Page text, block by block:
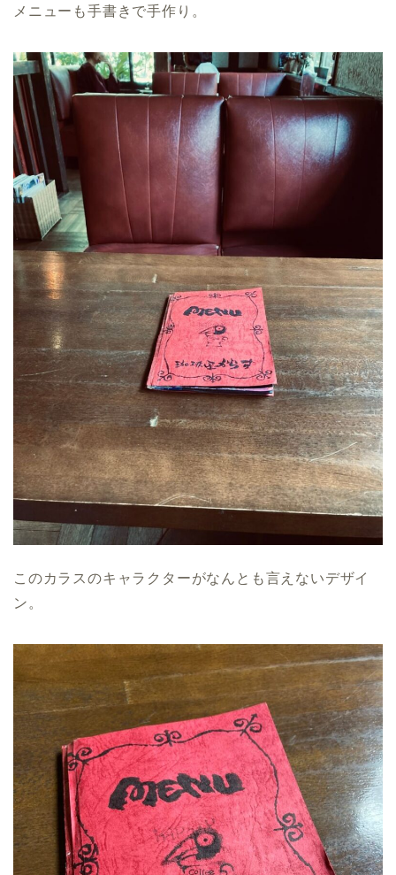
メニューも手書きで手作り。
このカラスのキャラクターがなんとも言えないデザイ
ン。